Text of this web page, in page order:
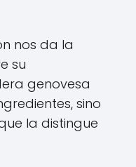
nos da la
su
genovesa
sino
la distingue